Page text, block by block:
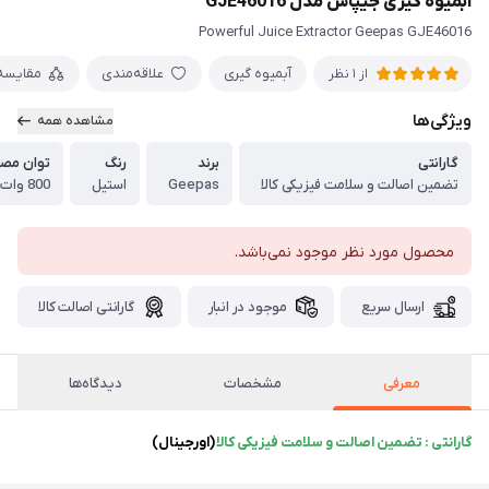
Powerful Juice Extractor Geepas GJE46016
از 1 نظر آبمیوه گیری علاقه‌مندی
ویژگی‌ها مشاهده همه
گارانتی
تضمین اصالت و سلامت فیزیکی کالا
برند
Geepas
رنگ
استیل
توان
800 وات
محصول مورد نظر موجود نمی‌باشد.
ارسال سریع موجود در انبار گارانتی اصالت کالا
معرفی مشخصات دیدگاه‌ها
گارانتی : تضمین اصالت و سلامت فیزیکی کالا(اورجینال)